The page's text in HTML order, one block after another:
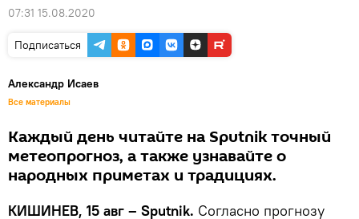
07:31 15.08.2020
Подписаться
Александр Исаев
Все материалы
Каждый день читайте на Sputnik точный
метеопрогноз, а также узнавайте о
народных приметах и традициях.
КИШИНЕВ, 15 авг – Sputnik. Согласно прогнозу